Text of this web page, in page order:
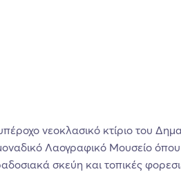
νεοκλασικό κτίριο του
Λαογραφικό Μουσείο όπου
σκεύη και τοπικές